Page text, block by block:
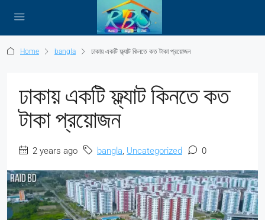
Home bangla ঢাকায় একটি ফ্ল্যাট কিনতে কত টাকা প্রয়োজন
ঢাকায় একটি ফ্ল্যাট কিনতে কত
টাকা প্রয়োজন
2 years ago bangla, Uncategorized 0